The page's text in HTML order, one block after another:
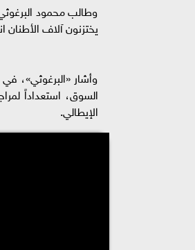
وطالب محمود
يختزنون آلاف الأطنان
وأشار «البرغوثي»،
السوق، استعداداً
الإيطالي.